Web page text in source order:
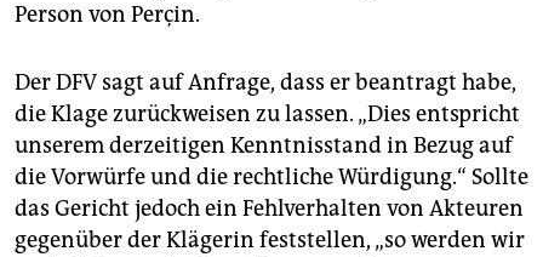
Person von Perçin.
Der DFV sagt auf Anfrage, dass er beantragt habe,
die Klage zurückweisen zu lassen. „Dies entspricht
unserem derzeitigen Kenntnisstand in Bezug auf
die Vorwürfe und die rechtliche Würdigung.“ Sollte
das Gericht jedoch ein Fehlverhalten von Akteuren
gegenüber der Klägerin feststellen, „so werden wir